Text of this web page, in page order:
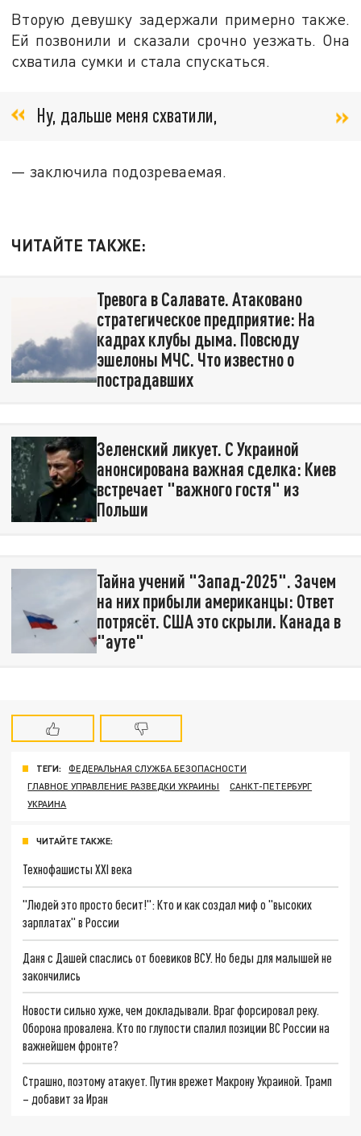
Вторую девушку задержали примерно также.
Ей позвонили и сказали срочно уезжать. Она
схватила сумки и стала спускаться.
Ну, дальше меня схватили,
— заключила подозреваемая.
ЧИТАЙТЕ ТАКЖЕ:
Тревога в Салавате. Атаковано
стратегическое предприятие: На
кадрах клубы дыма. Повсюду
эшелоны МЧС. Что известно о
пострадавших
Зеленский ликует. С Украиной
анонсирована важная сделка: Киев
встречает "важного гостя" из
Польши
Тайна учений "Запад-2025". Зачем
на них прибыли американцы: Ответ
потрясёт. США это скрыли. Канада в
"ауте"
ТЕГИ:
ФЕДЕРАЛЬНАЯ СЛУЖБА БЕЗОПАСНОСТИ
ГЛАВНОЕ УПРАВЛЕНИЕ РАЗВЕДКИ УКРАИНЫ
САНКТ-ПЕТЕРБУРГ
УКРАИНА
ЧИТАЙТЕ ТАКЖЕ:
Технофашисты XXI века
"Людей это просто бесит!": Кто и как создал миф о "высоких
зарплатах" в России
Даня с Дашей спаслись от боевиков ВСУ. Но беды для малышей не
закончились
Новости сильно хуже, чем докладывали. Враг форсировал реку.
Оборона провалена. Кто по глупости спалил позиции ВС России на
важнейшем фронте?
Страшно, поэтому атакует. Путин врежет Макрону Украиной. Трамп
– добавит за Иран